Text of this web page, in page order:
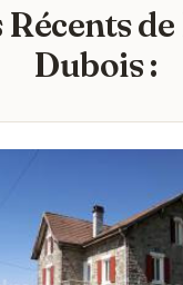
Dubois :